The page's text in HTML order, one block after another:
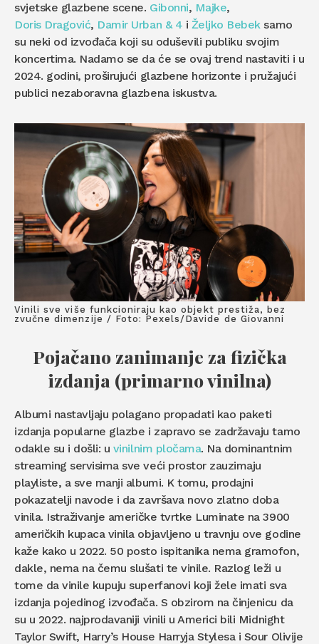
svjetske glazbene scene. Gibonni, Majke,
Doris Dragović, Damir Urban & 4 i Željko Bebeksamo
su neki od izvođača koji su oduševili publiku svojim
koncertima. Nadamo se da će se ovaj trend nastaviti i u
2024. godini, proširujući glazbene horizonte i pružajući
publici nezaboravna glazbena iskustva.
Vinili sve više funkcioniraju kao objekt prestiža, bez
zvučne dimenzije / Foto: Pexels/Davide de Giovanni
Pojačano zanimanje za fizička
izdanja (primarno vinilna)
Albumi nastavljaju polagano propadati kao paketi
izdanja popularne glazbe i zapravo se zadržavaju tamo
odakle su i došli: u vinilnim pločama. Na dominantnim
streaming servisima sve veći prostor zauzimaju
playliste, a sve manji albumi. K tomu, prodajni
pokazatelji navode i da završava novo zlatno doba
vinila. Istraživanje američke tvrtke Luminate na 3900
američkih kupaca vinila objavljeno u travnju ove godine
kaže kako u 2022. 50 posto ispitanika nema gramofon,
dakle, nema na čemu slušati te vinile. Razlog leži u
tome da vinile kupuju superfanovi koji žele imati sva
izdanja pojedinog izvođača. S obzirom na činjenicu da
su u 2022. najprodavaniji vinili u Americi bili Midnight
Taylor Swift, Harry’s House Harryja Stylesa i Sour Olivije